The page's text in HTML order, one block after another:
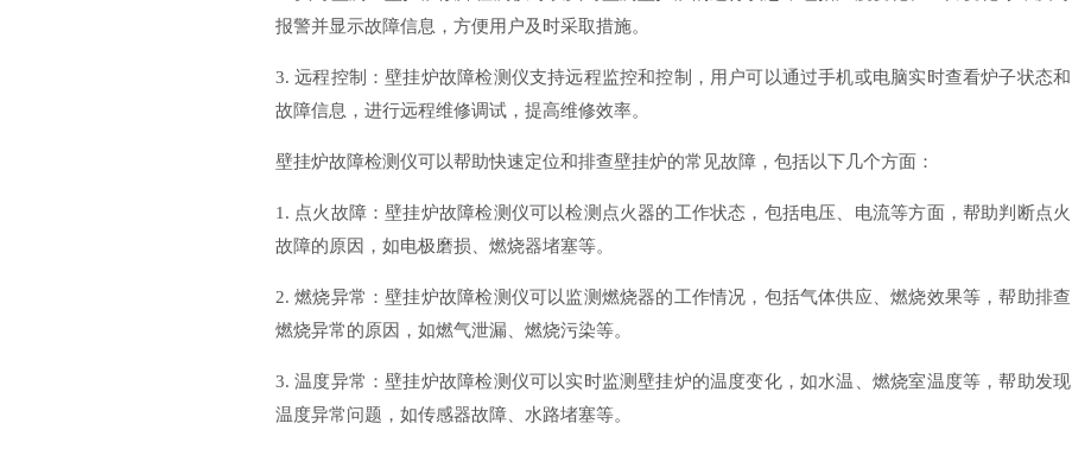
报警并显示故障信息，方便用户及时采取措施。
3. 远程控制：壁挂炉故障检测仪支持远程监控和控制，用户可以通过手机或电脑实时查看炉子状态和
故障信息，进行远程维修调试，提高维修效率。
壁挂炉故障检测仪可以帮助快速定位和排查壁挂炉的常见故障，包括以下几个方面：
1. 点火故障：壁挂炉故障检测仪可以检测点火器的工作状态，包括电压、电流等方面，帮助判断点火
故障的原因，如电极磨损、燃烧器堵塞等。
2. 燃烧异常：壁挂炉故障检测仪可以监测燃烧器的工作情况，包括气体供应、燃烧效果等，帮助排查
燃烧异常的原因，如燃气泄漏、燃烧污染等。
3. 温度异常：壁挂炉故障检测仪可以实时监测壁挂炉的温度变化，如水温、燃烧室温度等，帮助发现
温度异常问题，如传感器故障、水路堵塞等。